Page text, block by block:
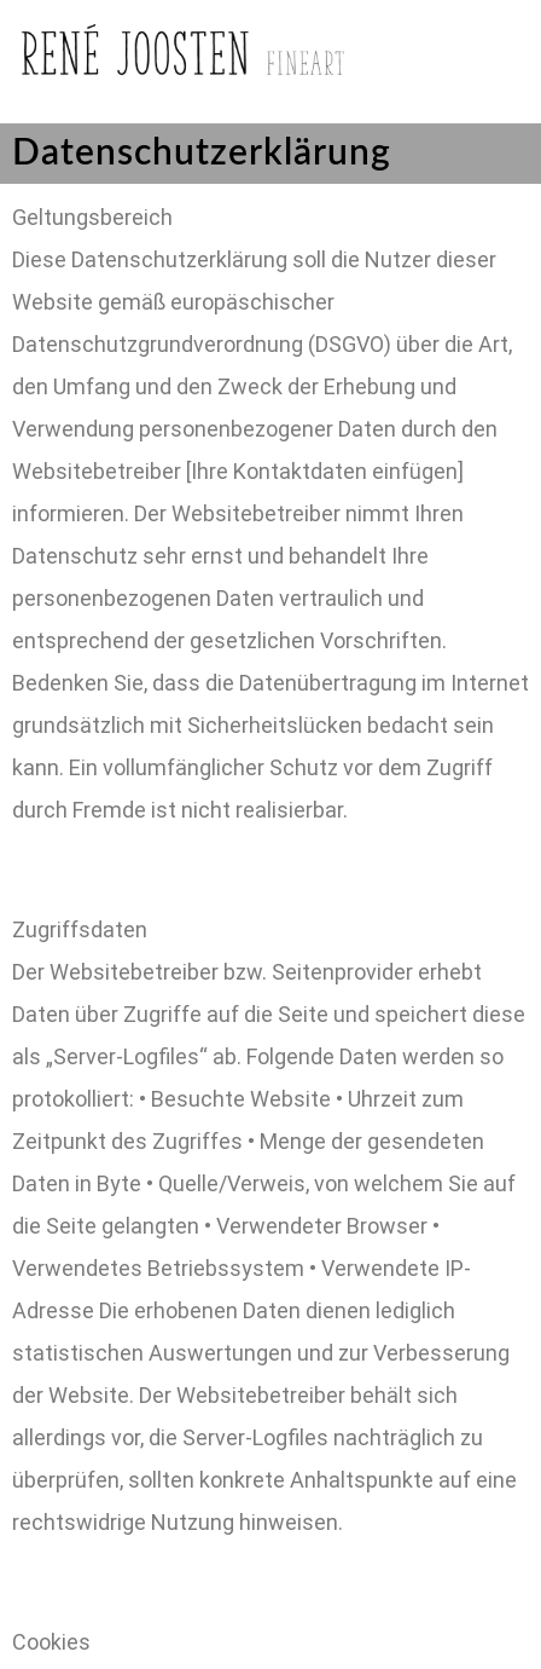
Datenschutzerklärung
Geltungsbereich
Diese Datenschutzerklärung soll die Nutzer dieser
Website gemäß europäschischer
Datenschutzgrundverordnung (DSGVO) über die Art,
den Umfang und den Zweck der Erhebung und
Verwendung personenbezogener Daten durch den
Websitebetreiber [Ihre Kontaktdaten einfügen]
informieren. Der Websitebetreiber nimmt Ihren
Datenschutz sehr ernst und behandelt Ihre
personenbezogenen Daten vertraulich und
entsprechend der gesetzlichen Vorschriften.
Bedenken Sie, dass die Datenübertragung im Internet
grundsätzlich mit Sicherheitslücken bedacht sein
kann. Ein vollumfänglicher Schutz vor dem Zugriff
durch Fremde ist nicht realisierbar.
Zugriffsdaten
Der Websitebetreiber bzw. Seitenprovider erhebt
Daten über Zugriffe auf die Seite und speichert diese
als „Server-Logfiles“ ab. Folgende Daten werden so
protokolliert: • Besuchte Website • Uhrzeit zum
Zeitpunkt des Zugriffes • Menge der gesendeten
Daten in Byte • Quelle/Verweis, von welchem Sie auf
die Seite gelangten • Verwendeter Browser •
Verwendetes Betriebssystem • Verwendete IP-
Adresse Die erhobenen Daten dienen lediglich
statistischen Auswertungen und zur Verbesserung
der Website. Der Websitebetreiber behält sich
allerdings vor, die Server-Logfiles nachträglich zu
überprüfen, sollten konkrete Anhaltspunkte auf eine
rechtswidrige Nutzung hinweisen.
Cookies